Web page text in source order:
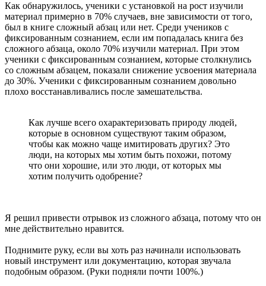
Как обнаружилось, ученики с установкой на рост изучили
материал примерно в 70% случаев, вне зависимости от того,
был в книге сложный абзац или нет. Среди учеников с
фиксированным сознанием, если им попадалась книга без
сложного абзаца, около 70% изучили материал. При этом
ученики с фиксированным сознанием, которые столкнулись
со сложным абзацем, показали снижение усвоения материала
до 30%. Ученики с фиксированным сознанием довольно
плохо восстанавливались после замешательства.
Как лучше всего охарактеризовать природу людей,
которые в основном существуют таким образом,
чтобы как можно чаще имитировать других? Это
люди, на которых мы хотим быть похожи, потому
что они хорошие, или это люди, от которых мы
хотим получить одобрение?
Я решил привести отрывок из сложного абзаца, потому что он
мне действительно нравится.
Поднимите руку, если вы хоть раз начинали использовать
новый инструмент или документацию, которая звучала
подобным образом. (Руки подняли почти 100%.)